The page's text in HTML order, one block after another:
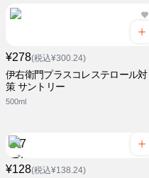
¥278(税込¥300.24)
伊右衛門プラスコレステロール対
策 サントリー
500ml
¥128(税込¥138.24)